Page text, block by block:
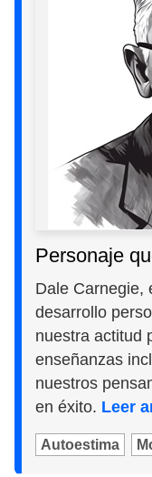
Personaje
Dale Carnegie,
desarrollo
nuestra actitud
enseñanzas
nuestros
en éxito. Leer
Autoestima